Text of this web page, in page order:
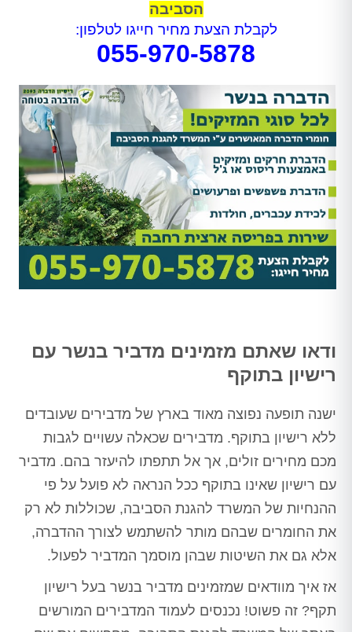
הסביבה
לקבלת הצעת מחיר חייגו לטלפון:
055-970-5878
ודאו שאתם מזמינים מדביר בנשר עם
רישיון בתוקף
ישנה תופעה נפוצה מאוד בארץ של מדבירים שעובדים
ללא רישיון בתוקף. מדבירים שכאלה עשויים לגבות
מכם מחירים זולים, אך אל תתפתו להיעזר בהם. מדביר
עם רישיון שאינו בתוקף ככל הנראה לא פועל על פי
ההנחיות של המשרד להגנת הסביבה, שכוללות לא רק
את החומרים שבהם מותר להשתמש לצורך ההדברה,
אלא גם את השיטות שבהן מוסמך המדביר לפעול.
אז איך מוודאים שמזמינים מדביר בנשר בעל רישיון
תקף? זה פשוט! נכנסים לעמוד המדבירים המורשים